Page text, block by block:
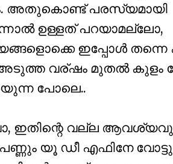
അതുകൊണ്ട് പരസ്യമായി
ഉള്ളത് പറയാമല്ലോ,
ഇപ്പോള്‍
വര്ഷം മുതല്‍ കുളം
പോലെ..
ഇതിന്റെ വല്ല
യൂ ഡീ എഫിനേ